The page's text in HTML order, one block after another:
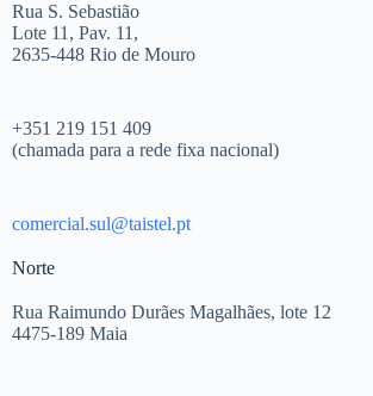
Rua S. Sebastião
Lote 11, Pav. 11,
2635-448 Rio de Mouro
+351 219 151 409
(chamada para a rede fixa nacional)
comercial.sul@taistel.pt
Norte
Rua Raimundo Durães Magalhães, lote 12
4475-189 Maia